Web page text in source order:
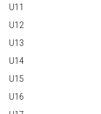
U11
U12
U13
U14
U15
U16